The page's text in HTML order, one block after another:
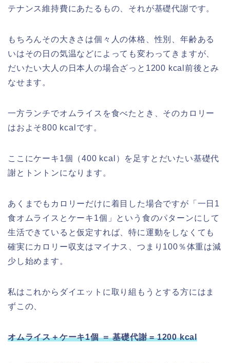
テナンス維持費にあたるもの、それが基礎代謝です。
もちろんその大きさは個々人の体格、性別、年齢ある
いはその日の気温などによっても変わってきますが、
だいたい大人の日本人の場合ざっと1200 kcal前後とみ
なせます。
一方ランチでオムライスを食べたとき、そのカロリー
はおよそ800 kcalです。
ここにケーキ1個（400 kcal）を足すとだいたい基礎代
謝とトントンになります。
あくまでもカロリーだけに着目した場合ですが「一日1
食オムライスとケーキ1個」という食のパターンにして
生活できていると仮定すれば、特に運動をしなくても
確実にカロリー収支はマイナス、つまり100％体重は減
少し始めます。
私はこれからダイエットに取り組もうとする方にはま
ずこの、
オムライス＋ケーキ1個 ＝ 基礎代謝 = 1200 kcal